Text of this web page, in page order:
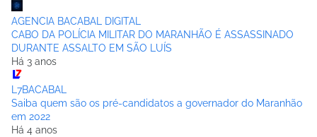
AGENCIA BACABAL DIGITAL
CABO DA POLÍCIA MILITAR DO MARANHÃO É ASSASSINADO
DURANTE ASSALTO EM SÃO LUÍS
Há 3 anos
L7BACABAL
Saiba quem são os pré-candidatos a governador do Maranhão
em 2022
Há 4 anos